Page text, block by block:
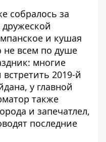
собралось за
и кушая
не всем по душе
многие
2019-й
у главной
также
и запечатлел,
последние